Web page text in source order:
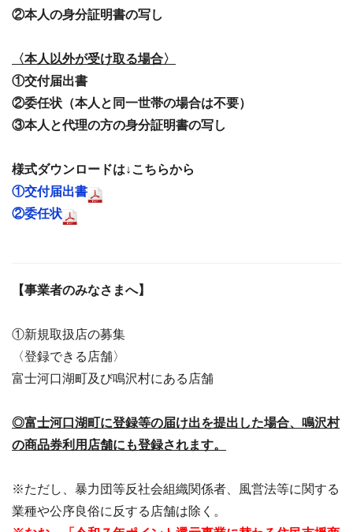
②本人の身分証明書の写し
〈本人以外が受け取る場合〉
①交付届出書
②委任状（本人と同一世帯の場合は不要）
③本人と代理の方の身分証明書の写し
様式ダウンロードは↓こちらから
①交付届出書
②委任状
【事業者のみなさまへ】
①新規取扱店の募集
〈登録できる店舗〉
富士河口湖町及び鳴沢村にある店舗
◎富士河口湖町に登録等の届け出を提出した場合、鳴沢村
の商品券利用店舗にも登録されます。
※ただし、暴力団等反社会組織関係者、風営法等に関する
業種や公序良俗に反する店舗は除く。